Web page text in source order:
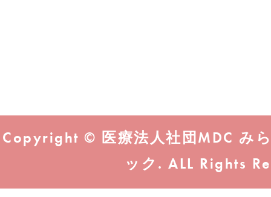
Copyright © 医療法人社団MDC み
ック. ALL Rights